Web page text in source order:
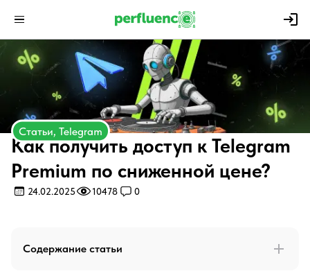
Статьи, Telegram
Как получить доступ к Telegram
Premium по сниженной цене?
24.02.2025 10478 0
Содержание статьи